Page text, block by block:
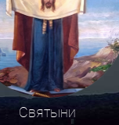
Святыни